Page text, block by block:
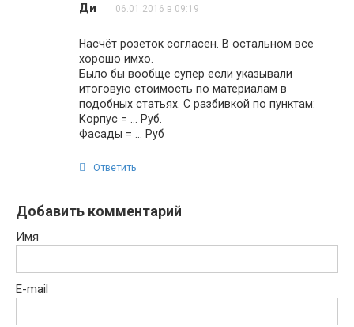
Ди 06.01.2016 в 09:19
Насчёт розеток согласен. В остальном все
хорошо имхо.
Было бы вообще супер если указывали
итоговую стоимость по материалам в
подобных статьях. С разбивкой по пунктам:
Корпус = … Руб.
Фасады = … Руб
Ответить
Добавить комментарий
Имя
E-mail